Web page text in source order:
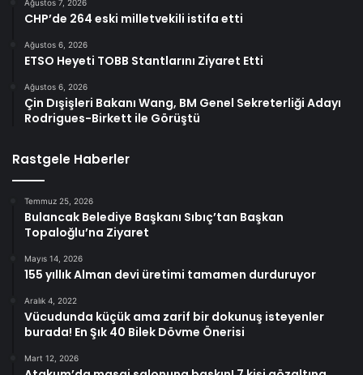
Ağustos 7, 2026
CHP’de 264 eski milletvekili istifa etti
Ağustos 6, 2026
ETSO Heyeti TOBB Stantlarını Ziyaret Etti
Ağustos 6, 2026
Çin Dışişleri Bakanı Wang, BM Genel Sekreterliği Adayı
Rodrigues-Birkett ile Görüştü
Rastgele Haberler
Temmuz 25, 2026
Bulancak Belediye Başkanı Sıbıç’tan Başkan
Topaloğlu’na Ziyaret
Mayıs 14, 2026
155 yıllık Alman devi üretimi tamamen durduruyor
Aralık 4, 2022
Vücudunda küçük ama zarif bir dokunuş isteyenler
burada! En Şık 40 Bilek Dövme Önerisi
Mart 12, 2026